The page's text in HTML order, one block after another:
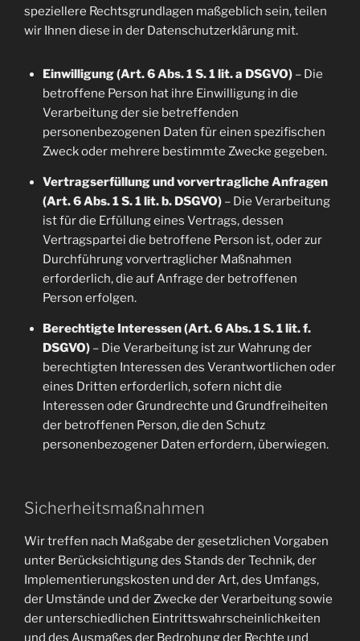
speziellere Rechtsgrundlagen maßgeblich sein, teilen
wir Ihnen diese in der Datenschutzerklärung mit.
Einwilligung (Art. 6 Abs. 1 S. 1 lit. a DSGVO)– Die
betroffene Person hat ihre Einwilligung in die
Verarbeitung der sie betreffenden
personenbezogenen Daten für einen spezifischen
Zweck oder mehrere bestimmte Zwecke gegeben.
Vertragserfüllung und vorvertragliche Anfragen
(Art. 6 Abs. 1 S. 1 lit. b. DSGVO)– Die Verarbeitung
ist für die Erfüllung eines Vertrags, dessen
Vertragspartei die betroffene Person ist, oder zur
Durchführung vorvertraglicher Maßnahmen
erforderlich, die auf Anfrage der betroffenen
Person erfolgen.
Berechtigte Interessen (Art. 6 Abs. 1 S. 1 lit. f.
DSGVO)– Die Verarbeitung ist zur Wahrung der
berechtigten Interessen des Verantwortlichen oder
eines Dritten erforderlich, sofern nicht die
Interessen oder Grundrechte und Grundfreiheiten
der betroffenen Person, die den Schutz
personenbezogener Daten erfordern, überwiegen.
Sicherheitsmaßnahmen
Wir treffen nach Maßgabe der gesetzlichen Vorgaben
unter Berücksichtigung des Stands der Technik, der
Implementierungskosten und der Art, des Umfangs,
der Umstände und der Zwecke der Verarbeitung sowie
der unterschiedlichen Eintrittswahrscheinlichkeiten
und des Ausmaßes der Bedrohung der Rechte und